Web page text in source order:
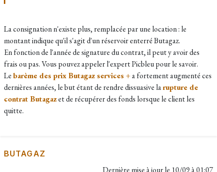
La consignation n'existe plus, remplacée par une location : le
montant indique qu'il s'agit d'un réservoir enterré Butagaz.
En fonction de l'année de signature du contrat, il peut y avoir des
frais ou pas. Vous pouvez appeler l'expert Picbleu pour le savoir.
Lebarème des prix Butagaz services +a fortement augmenté ces
dernières années, le but étant de rendre dissuasive larupture de
contrat Butagazet de récupérer des fonds lorsque le client les
quitte.
BUTAGAZ
Dernière mise à jour le 10/09 à 01:07